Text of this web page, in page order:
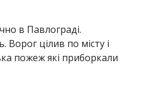
в Павлограді.
цілив по місту і
пожеж які приборкали